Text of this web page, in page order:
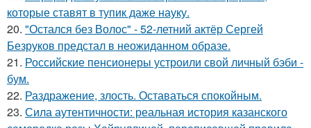
которые ставят в тупик даже науку.
20. "Остался без Волос" - 52-летний актёр Сергей
Безруков предстал в неожиданном образе.
21. Российские пенсионеры устроили свой личный бэби -
бум.
22. Раздражение, злость. Оставаться спокойным.
23. Сила аутентичности: реальная история казанского